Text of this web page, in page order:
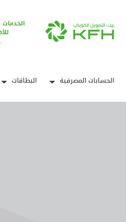
الحسابات المصرفية البطاقات